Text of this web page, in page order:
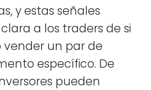
y estas señales
a los traders de si
un par de
específico. De
pueden